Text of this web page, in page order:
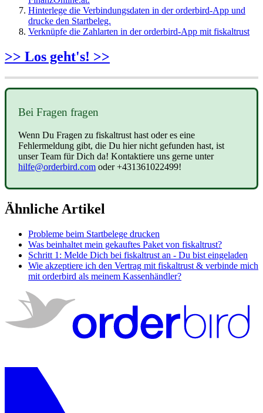
Hinterlege die Verbindungsdaten in der orderbird-App und
drucke den Startbeleg.
Verknüpfe die Zahlarten in der orderbird-App mit fiskaltrust
>> Los geht's! >>
Bei Fragen fragen
Wenn Du Fragen zu fiskaltrust hast oder es eine
Fehlermeldung gibt, die Du hier nicht gefunden hast, ist
unser Team für Dich da! Kontaktiere uns gerne unter
hilfe@orderbird.com oder +431361022499!
Ähnliche Artikel
Probleme beim Startbelege drucken
Was beinhaltet mein gekauftes Paket von fiskaltrust?
Schritt 1: Melde Dich bei fiskaltrust an - Du bist eingeladen
Wie akzeptiere ich den Vertrag mit fiskaltrust & verbinde mich
mit orderbird als meinem Kassenhändler?